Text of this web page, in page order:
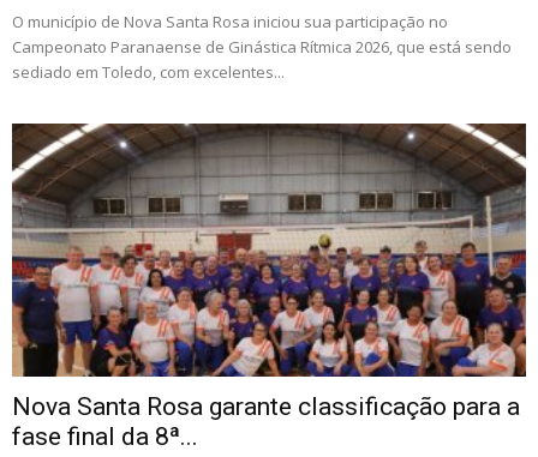
O município de Nova Santa Rosa iniciou sua participação no
Campeonato Paranaense de Ginástica Rítmica 2026, que está sendo
sediado em Toledo, com excelentes...
Nova Santa Rosa garante classificação para a
fase final da 8ª...